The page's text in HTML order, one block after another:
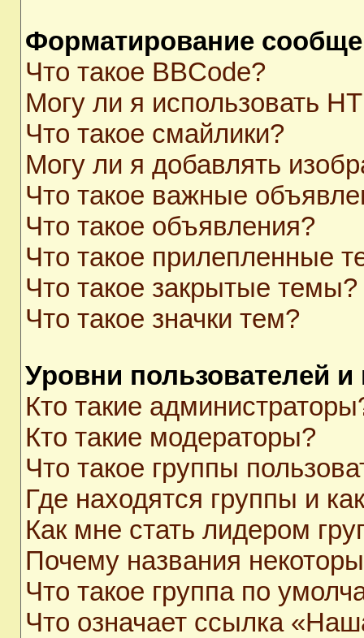
Форматирование
Что такое BBCode?
Могу ли я использовать
Что такое смайлики?
Могу ли я добавлять
Что такое важные
Что такое объявления?
Что такое прилепленные
Что такое закрытые темы?
Что такое значки тем?
Уровни пользователей и
Кто такие
Кто такие модераторы?
Что такое группы
Где находятся группы и
Как мне стать лидером
Почему названия
Что такое группа по
Что означает ссылка